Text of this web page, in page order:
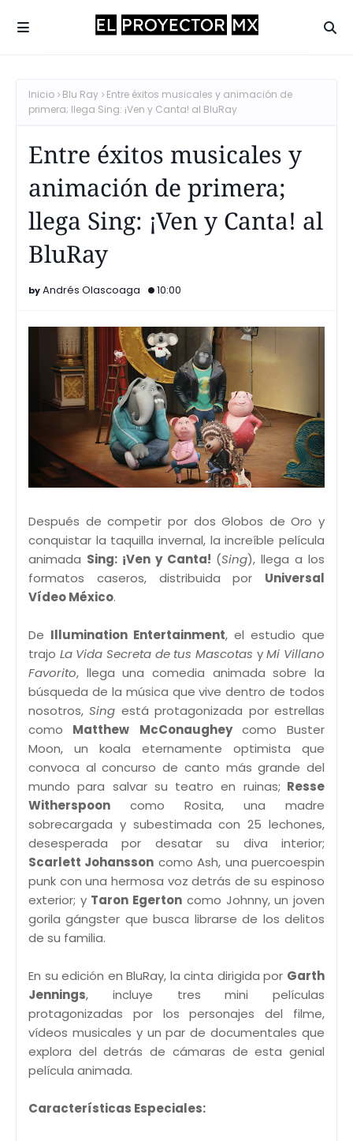
Inicio Blu Ray
Entre éxitos musicales y animación de
primera; llega Sing: ¡Ven y Canta! al BluRay
Entre éxitos musicales y
animación de primera;
llega Sing: ¡Ven y Canta! al
BluRay
Andrés Olascoaga 10:00
Después de competir por dos Globos de Oro y
conquistar la taquilla invernal, la increíble película
animada Sing: ¡Ven y Canta! (Sing), llega a los
formatos caseros, distribuida por Universal
Vídeo México.
De Illumination Entertainment, el estudio que
trajo La Vida Secreta de tus Mascotas yMi Villano
Favorito, llega una comedia animada sobre la
búsqueda de la música que vive dentro de todos
nosotros,Sing está protagonizada por estrellas
como Matthew McConaughey como Buster
Moon, un koala eternamente optimista que
convoca al concurso de canto más grande del
mundo para salvar su teatro en ruinas; Resse
Witherspoon como Rosita, una madre
sobrecargada y subestimada con 25 lechones,
desesperada por desatar su diva interior;
Scarlett Johansson como Ash, una puercoespin
punk con una hermosa voz detrás de su espinoso
exterior; y Taron Egerton como Johnny, un joven
gorila gángster que busca librarse de los delitos
de su familia.
En su edición en BluRay, la cinta dirigida por Garth
Jennings, incluye tres mini películas
protagonizadas por los personajes del filme,
vídeos musicales y un par de documentales que
explora del detrás de cámaras de esta genial
película animada.
Características Especiales: